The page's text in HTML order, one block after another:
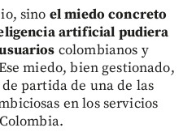
sino el miedo concreto
artificial pudiera
colombianos y
miedo, bien gestionado,
partida de una de las
en los servicios